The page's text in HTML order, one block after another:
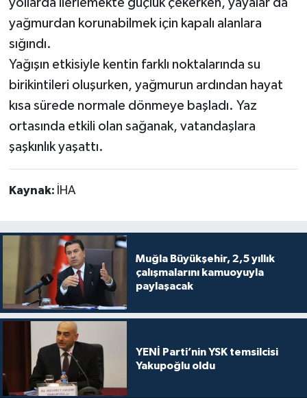
yollarda ilerlemekte güçlük çekerken, yayalar da
yağmurdan korunabilmek için kapalı alanlara
sığındı.
Yağışın etkisiyle kentin farklı noktalarında su
birikintileri oluşurken, yağmurun ardından hayat
kısa sürede normale dönmeye başladı. Yaz
ortasında etkili olan sağanak, vatandaşlara
şaşkınlık yaşattı.
Kaynak: İHA
Muğla Büyükşehir, 2,5 yıllık
çalışmalarını kamuoyuyla
paylaşacak
YENİ Parti’nin YSK temsilcisi
Yakupoğlu oldu